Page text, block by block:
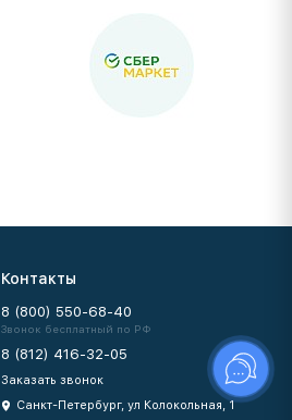
Контакты
8 (800) 550-68-40
Звонок бесплатный по РФ
8 (812) 416-32-05
Заказать звонок
Санкт-Петербург, ул Колокольная, 1